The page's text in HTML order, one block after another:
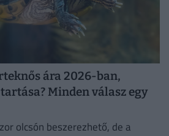
ára 2026-ban,
Minden válasz egy
olcsón beszerezhető, de a